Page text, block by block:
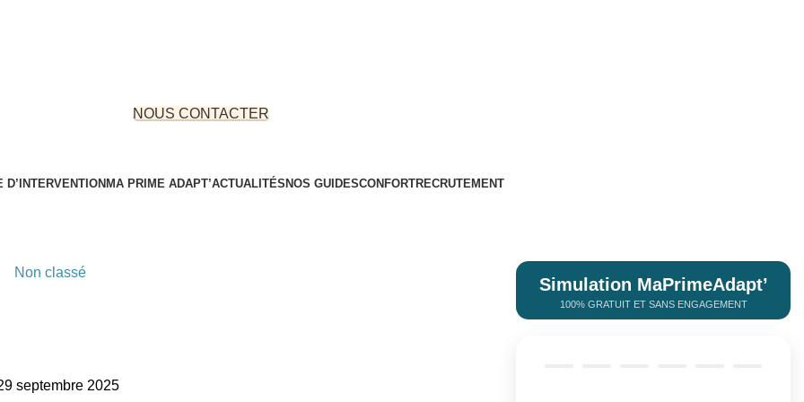
NOUS CONTACTER
D’INTERVENTIONMA PRIME ADAPT’ACTUALITÉSNOS GUIDESCONFORTRECRUTEMENT
Non classé
septembre 2025
Simulation MaPrimeAdapt’
100% GRATUIT ET SANS ENGAGEMENT